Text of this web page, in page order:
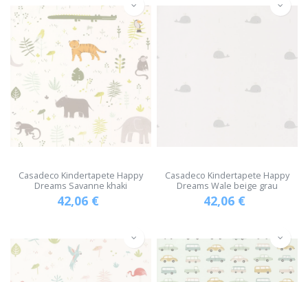
Casadeco Kindertapete Happy
Dreams Savanne khaki
42,06 €
Casadeco Kindertapete Happy
Dreams Wale beige grau
42,06 €